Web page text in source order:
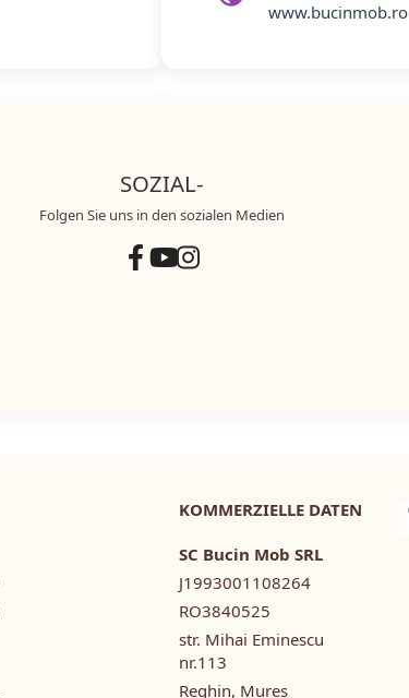
www.bucinmob.ro
SOZIAL-
Folgen Sie uns in den sozialen Medien
KOMMERZIELLE DATEN
SC Bucin Mob SRL
J1993001108264
RO3840525
str. Mihai Eminescu
nr.113
Reghin, Mureș